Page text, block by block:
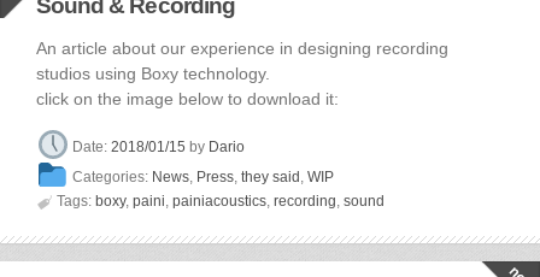
Sound & Recording
An article about our experience in designing recording
studios using Boxy technology.
click on the image below to download it:
Date:2018/01/15 by Dario
Categories: News Press ,they said ,WIP
 Tags: boxy, paini painiacoustics recording sound